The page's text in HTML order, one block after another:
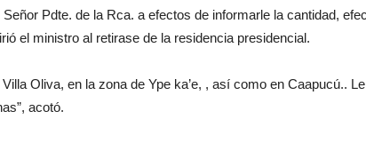
Pdte. de la Rca. a efectos de informarle la cantidad,
el ministro al retirase de la residencia presidencial.
Oliva, en la zona de Ype ka’e, , así como en Caapucú..
acotó.